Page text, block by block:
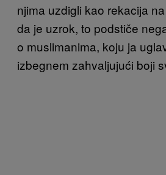
njima uzdigli kao rekacija
da je uzrok, to podstiče
o muslimanima, koju ja
izbegnem zahvaljujući boji